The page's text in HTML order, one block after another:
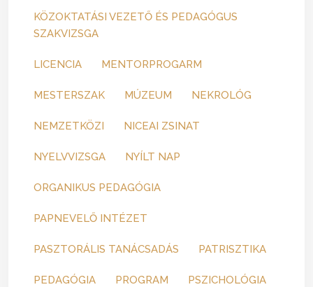
KÖZOKTATÁSI VEZETŐ ÉS PEDAGÓGUS
SZAKVIZSGA
LICENCIA MENTORPROGARM
MESTERSZAK MÚZEUM NEKROLÓG
NEMZETKÖZI NICEAI ZSINAT
NYELVVIZSGA NYÍLT NAP
ORGANIKUS PEDAGÓGIA
PAPNEVELŐ INTÉZET
PASZTORÁLIS TANÁCSADÁS PATRISZTIKA
PEDAGÓGIA PROGRAM PSZICHOLÓGIA